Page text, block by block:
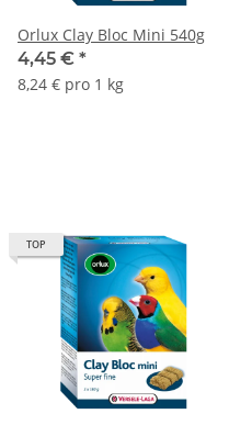
Orlux Clay Bloc Mini 540g
4,45 € *
8,24 € pro 1 kg
TOP